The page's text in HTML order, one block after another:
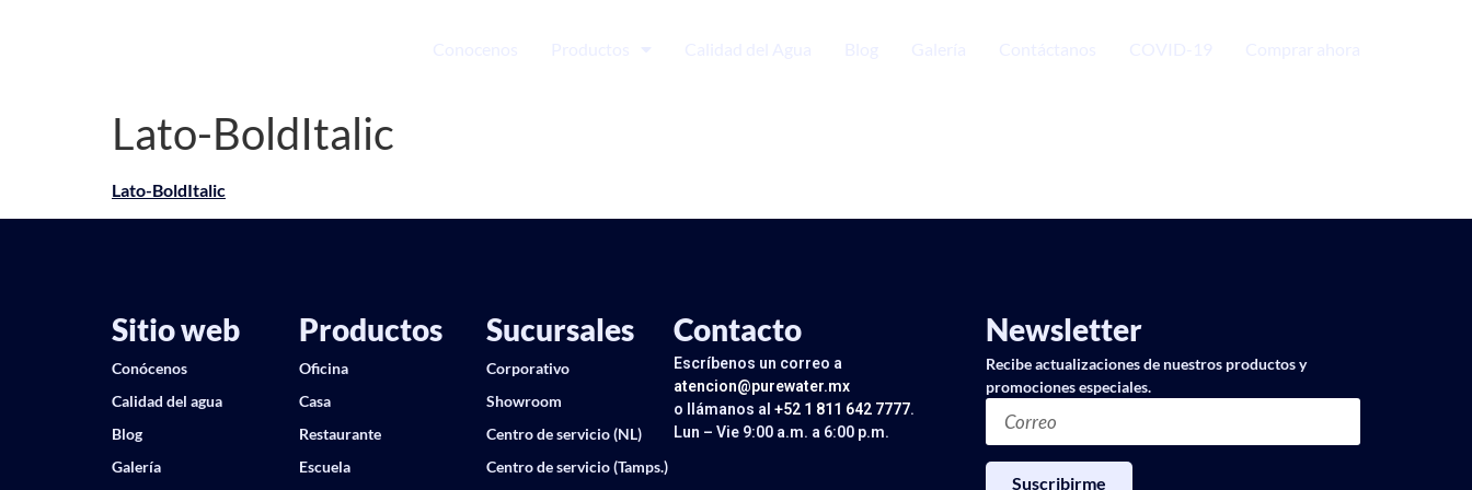
Lato-BoldItalic
Lato-BoldItalic
Sitio web
Conócenos
Calidad del agua
Blog
Galería
Productos
Oficina
Casa
Restaurante
Escuela
Sucursales
Corporativo
Showroom
Centro de servicio (NL)
Centro de servicio (Tamps.)
Contacto
Escríbenos un correo a
atencion@purewater.mx
o llámanos al +52 1 811 642 7777.
Lun – Vie 9:00 a.m. a 6:00 p.m.
Newsletter
Recibe actualizaciones de nuestros productos y
promociones especiales.
Suscribirme